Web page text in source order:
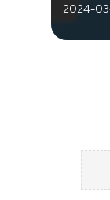
2024-